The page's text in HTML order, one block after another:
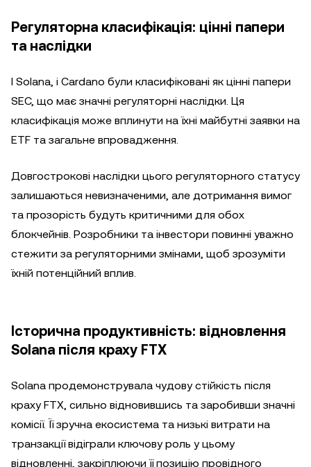
Регуляторна класифікація: цінні папери
та наслідки
І Solana, і Cardano були класифіковані як цінні папери
SEC, що має значні регуляторні наслідки. Ця
класифікація може вплинути на їхні майбутні заявки на
ETF та загальне впровадження.
Довгострокові наслідки цього регуляторного статусу
залишаються невизначеними, але дотримання вимог
та прозорість будуть критичними для обох
блокчейнів. Розробники та інвестори повинні уважно
стежити за регуляторними змінами, щоб зрозуміти
їхній потенційний вплив.
Історична продуктивність: відновлення
Solana після краху FTX
Solana продемонструвала чудову стійкість після
краху FTX, сильно відновившись та заробивши значні
комісії. Її зручна екосистема та низькі витрати на
транзакції відіграли ключову роль у цьому
відновленні, закріплюючи її позицію провідного